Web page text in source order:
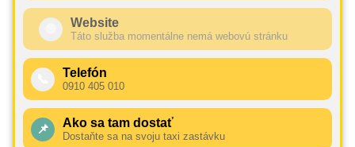
Website
Táto služba momentálne nemá webovú stránku
Telefón
0910 405 010
📌 Ako sa tam dostať
Dostaňte sa na svoju taxi zastávku